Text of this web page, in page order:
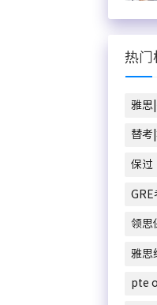
热门
雅思
替考
保过
领思
雅思
pte